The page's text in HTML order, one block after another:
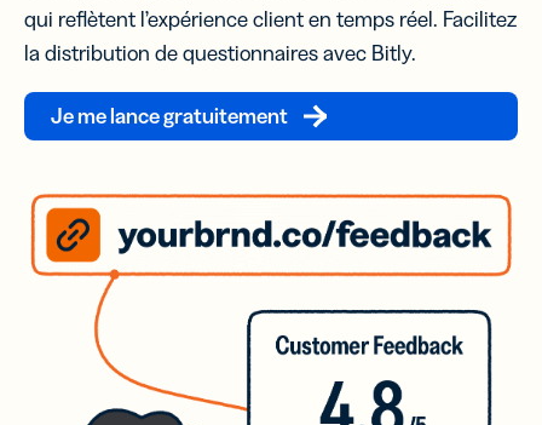
qui reflètent l’expérience client en temps réel. Facilitez
la distribution de questionnaires avec Bitly.
Je me lance gratuitement